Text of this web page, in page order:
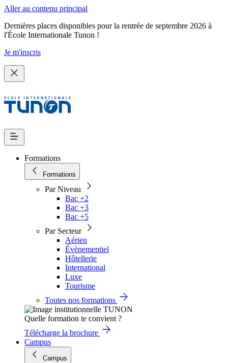
Aller au contenu principal
Dernières places disponibles pour la rentrée de septembre 2026 à
l'École Internationale Tunon !
Je m'inscris
Formations
Formations
Par Niveau
Bac +2
Bac +3
Bac +5
Par Secteur
Aérien
Évènementiel
Hôtellerie
International
Luxe
Tourisme
Toutes nos formations
Quelle formation te convient ?
Télécharge la brochure
Campus
Campus